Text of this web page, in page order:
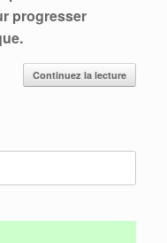
progresser
Continuez la lecture